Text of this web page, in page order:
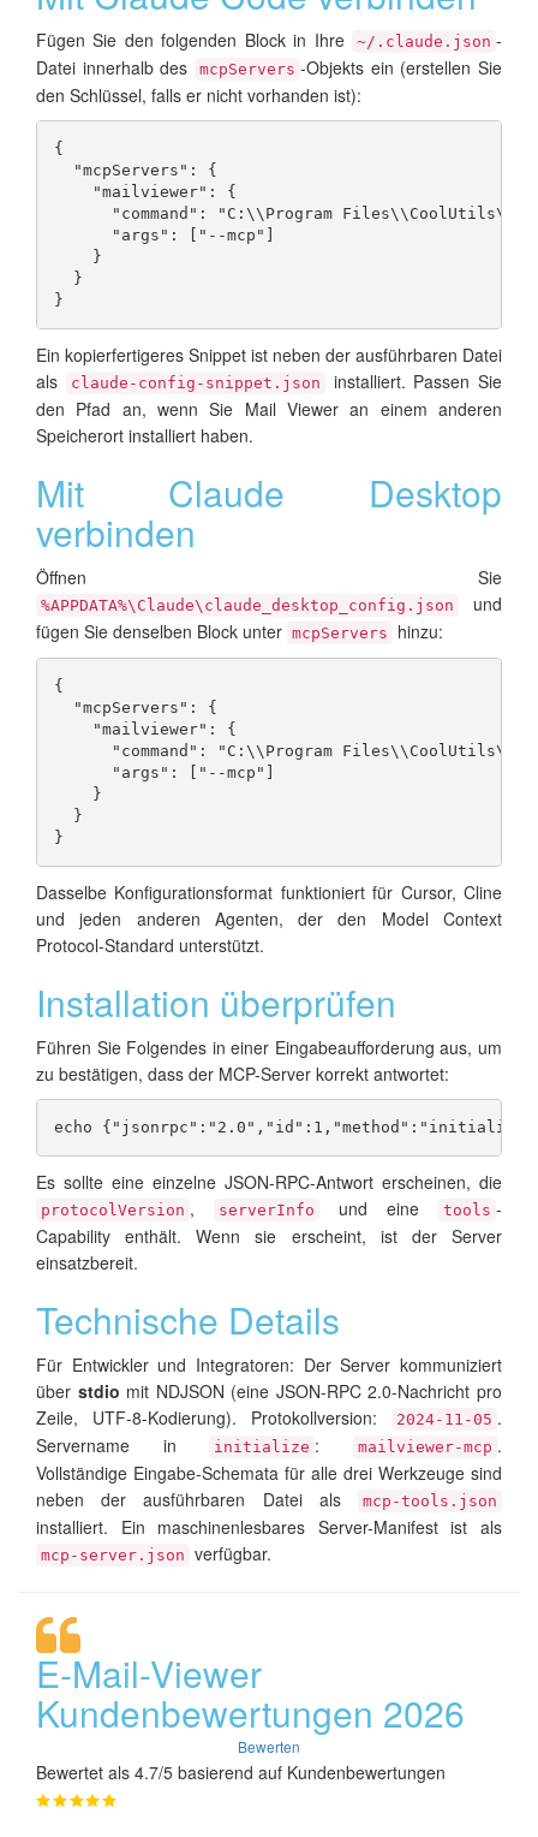
Fügen Sie den folgenden Block in Ihre ~/.claude.json -
Datei innerhalb des
mcpServers -Objekts ein (erstellen Sie
den Schlüssel, falls er nicht vorhanden ist):
{
  "mcpServers": {
    "mailviewer": {
"command": "C:\\Program
      "args": ["--mcp"]
    }
  }
}
Ein kopierfertigeres Snippet ist neben der ausführbaren Datei
als
claude-config-snippet.json
installiert. Passen Sie
den Pfad an, wenn Sie Mail Viewer an einem anderen
Speicherort installiert haben.
Mit Claude Desktop
verbinden
Öffnen Sie
%APPDATA%\Claude\claude_desktop_config.json
und
fügen Sie denselben Block unter mcpServers hinzu:
{
  "mcpServers": {
    "mailviewer": {
"command": "C:\\Program
      "args": ["--mcp"]
    }
  }
}
Dasselbe Konfigurationsformat funktioniert für Cursor, Cline
und jeden anderen Agenten, der den Model Context
Protocol-Standard unterstützt.
Installation überprüfen
Führen Sie Folgendes in einer Eingabeaufforderung aus, um
zu bestätigen, dass der MCP-Server korrekt antwortet:
echo
Es sollte eine einzelne JSON-RPC-Antwort erscheinen, die
protocolVersion , serverInfo und eine tools -
Capability enthält. Wenn sie erscheint, ist der Server
einsatzbereit.
Technische Details
Für Entwickler und Integratoren: Der Server kommuniziert
über stdio mit NDJSON (eine JSON-RPC 2.0-Nachricht pro
Zeile, UTF-8-Kodierung). Protokollversion:
2024-11-05 .
Servername in
initialize : mailviewer-mcp .
Vollständige Eingabe-Schemata für alle drei Werkzeuge sind
neben der ausführbaren Datei als
mcp-tools.json
installiert. Ein maschinenlesbares Server-Manifest ist als
mcp-server.json verfügbar.
E-Mail-Viewer
Kundenbewertungen 2026
Bewerten
Bewertet als 4.7/5 basierend auf Kundenbewertungen